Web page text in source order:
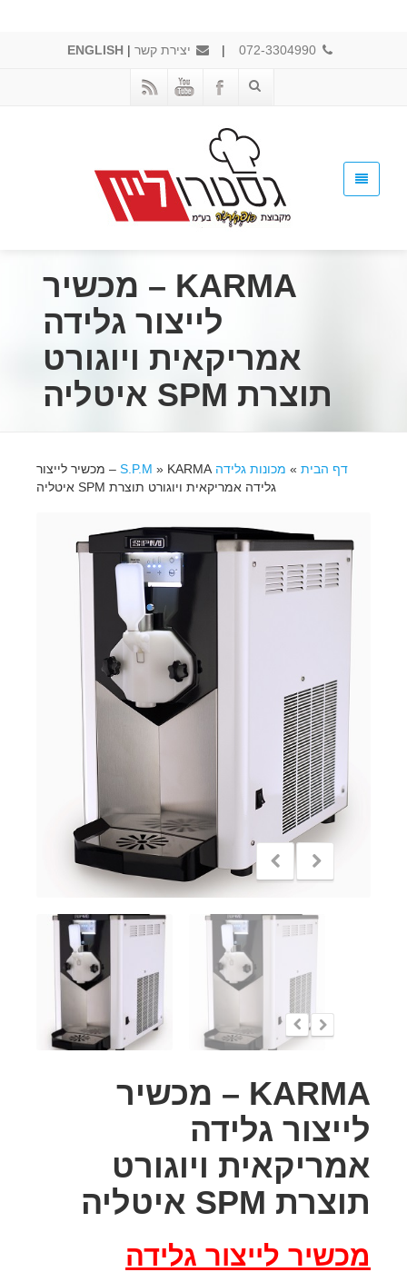
072-3304990
| יצירת קשר |
ENGLISH
KARMA – מכשיר
לייצור גלידה
אמריקאית ויוגורט
תוצרת SPM איטליה
דף הבית » מכונות גלידה S.P.M »
KARMA – מכשיר לייצור
גלידה אמריקאית ויוגורט תוצרת SPM איטליה
KARMA – מכשיר
לייצור גלידה
אמריקאית ויוגורט
תוצרת SPM איטליה
מכשיר לייצור גלידה